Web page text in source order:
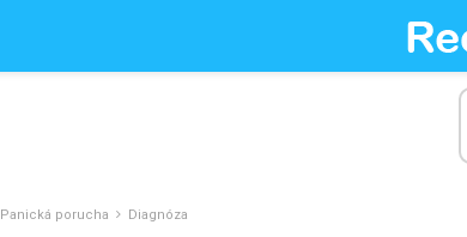
Panická porucha Diagnóza